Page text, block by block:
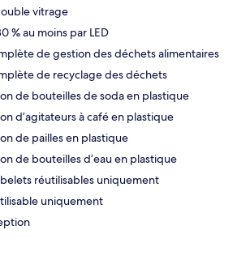
vitrage
% au moins par LED
de gestion des déchets alimentaires
de recyclage des déchets
de bouteilles de soda en plastique
d’agitateurs à café en plastique
de pailles en plastique
de bouteilles d’eau en plastique
réutilisables uniquement
uniquement